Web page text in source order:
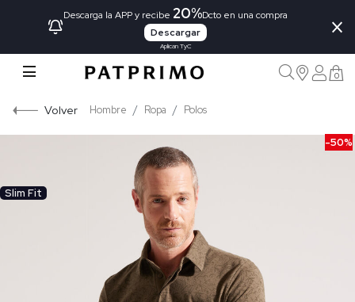
Descarga la APP y recibe 20%Dcto en una compra
Descargar
Aplican TyC
×
0
Volver Hombre Ropa Polos
-50%
Slim Fit